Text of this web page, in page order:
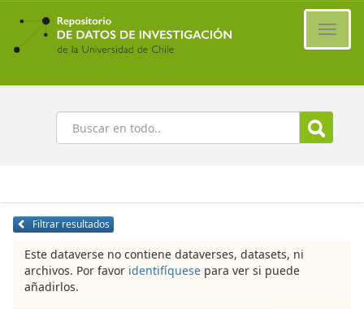
Ir
contenido
principal
Buscar
Filtrar resultados
Este dataverse no contiene dataverses, datasets, ni
archivos. Por favor identifíquese para ver si puede
añadirlos.